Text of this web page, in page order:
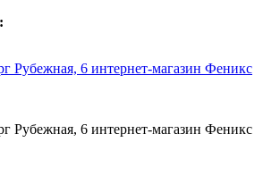
Рубежная, 6 интернет-магазин Феникс
Рубежная, 6 интернет-магазин Феникс